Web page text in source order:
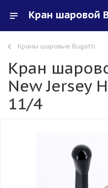
Краны шаровые Bugatti
Кран
New Jersey
11/4